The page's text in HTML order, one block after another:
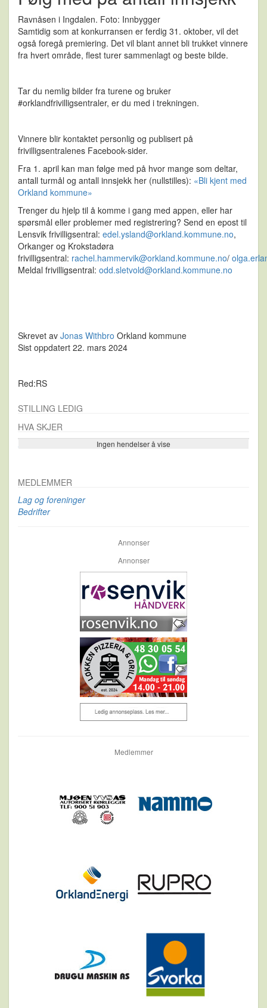
Ravnåsen i Ingdalen. Foto: Innbygger
Samtidig som at konkurransen er ferdig 31. oktober, vil det
også foregå premiering. Det vil blant annet bli trukket vinnere
fra hvert område, flest turer sammenlagt og beste bilde.
Tar du nemlig bilder fra turene og bruker
#orklandfrivilligsentraler, er du med i trekningen.
Vinnere blir kontaktet personlig og publisert på
frivilligsentralenes Facebook-sider.
Fra 1. april kan man følge med på hvor mange som deltar,
antall turmål og antall innsjekk her (nullstilles): «Bli kjent med
Orkland kommune»
Trenger du hjelp til å komme i gang med appen, eller har
spørsmål eller problemer med registrering? Send en epost til
Lensvik frivilligsentral: edel.ysland@orkland.kommune.no,
Orkanger og Krokstadøra
frivilligsentral: rachel.hammervik@orkland.kommune.no/
Meldal frivilligsentral: odd.sletvold@orkland.kommune.no
Skrevet av Jonas Withbro Orkland kommune
Sist oppdatert 22. mars 2024
Red:RS
STILLING LEDIG
HVA SKJER
Ingen hendelser å vise
Se flere…
MEDLEMMER
Lag og foreninger
Bedrifter
Annonser
Annonser
Medlemmer